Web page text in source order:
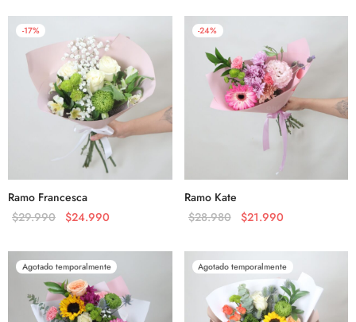
-17%
Ramo Francesca
$29.990 $24.990
-24%
Ramo Kate
$28.980 $21.990
Agotado temporalmente Agotado temporalmente